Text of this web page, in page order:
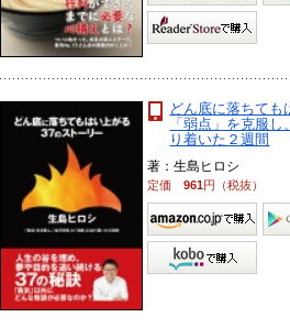
どん底に落ちて
「弱点」を克服
り着いた２週間
著：生島ヒロシ
定価961円（税抜）